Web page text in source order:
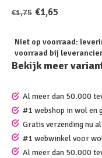
€1,75 €1,65
Niet op voorraad:
voorraad bij leverancier
Bekijk meer
Al meer dan 50.000
#1 webshop in wol en
Gratis verzending nu
#1 webwinkel voor
Al meer dan 50.000